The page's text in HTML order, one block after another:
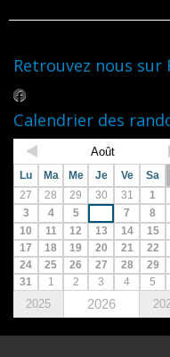
Retrouvez nous sur
Calendrier des
Août
Lu Ma Me Je Ve Sa
27
28 29 30 31 1
3
4 5 7 8
10
11 12 13 14 15
17
18 19 20 21 22
24
25 26 27 28 29
31
1 2 3 4 5
2025 2026